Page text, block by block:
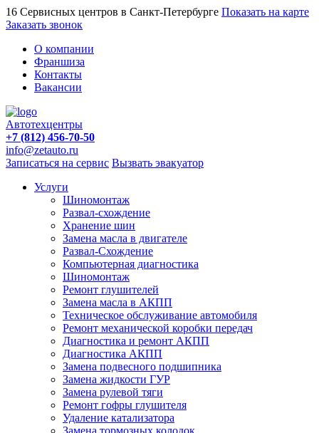
16 Сервисных центров в Санкт-Петербурге Показать на карте
Заказать звонок
О компании
Франшиза
Контакты
Вакансии
Автотехцентры
+7 (812) 456-70-50
info@zetauto.ru
Записаться на сервис Вызвать эвакуатор
Услуги
Шиномонтаж
Развал-схождение
Хранение шин
Замена масла в двигателе
Развал-Схождение
Компьютерная диагностика
Шиномонтаж
Ремонт глушителей
Замена масла в АКПП
Техническое обслуживание автомобиля
Ремонт механической коробки передач
Диагностика и ремонт АКПП
Диагностика АКПП
Замена подвесного подшипника
Замена жидкости ГУР
Замена рулевой тяги
Ремонт гофры глушителя
Удаление катализатора
Замена тормозных колодок